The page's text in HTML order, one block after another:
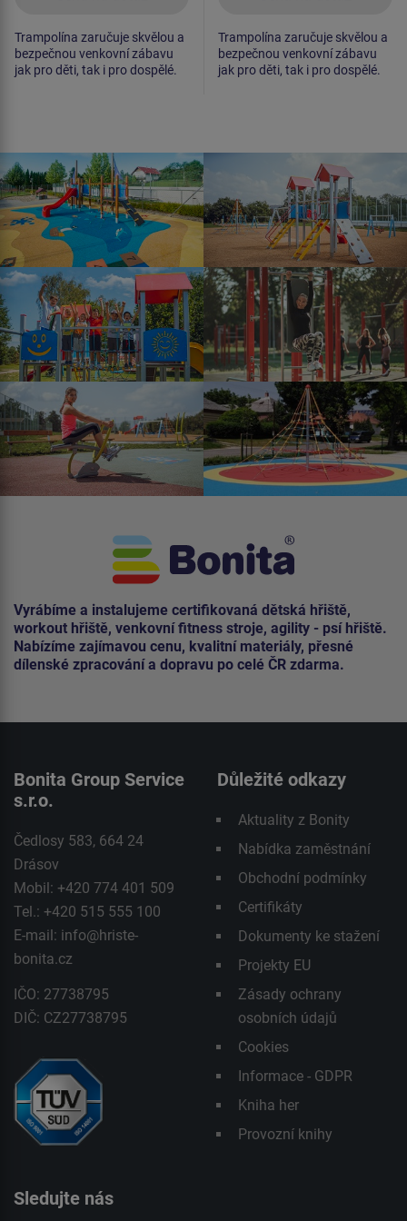
Trampolína zaručuje skvělou a
bezpečnou venkovní zábavu
jak pro děti, tak i pro dospělé.
Trampolína zaručuje skvělou a
bezpečnou venkovní zábavu
jak pro děti, tak i pro dospělé.
Vyrábíme a instalujeme certifikovaná dětská hřiště,
workout hřiště, venkovní fitness stroje, agility - psí hřiště.
Nabízíme zajímavou cenu, kvalitní materiály, přesné
dílenské zpracování a dopravu po celé ČR zdarma.
Bonita Group Service
s.r.o.
Čedlosy 583, 664 24
Drásov
Mobil: +420 774 401 509
Tel.: +420 515 555 100
E-mail: info@hriste-
bonita.cz
IČO: 27738795
DIČ: CZ27738795
Důležité odkazy
Aktuality z Bonity
Nabídka zaměstnání
Obchodní podmínky
Certifikáty
Dokumenty ke stažení
Projekty EU
Zásady ochrany
osobních údajů
Cookies
Informace - GDPR
Kniha her
Provozní knihy
Sledujte nás